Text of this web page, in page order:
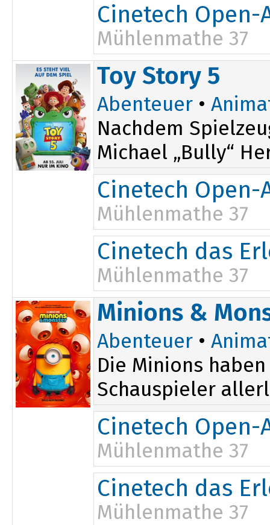
Cinetech Open-
Mühlenmathe 37
19:15
Toy Story 5
Abenteuer •
Nachdem
Michael „Bully“
Cinetech Open-
Mühlenmathe 37
14:45
17:15
Cinetech das
Mühlenmathe 37
14:45
17:15
Minions &
Abenteuer •
Die Minions
Schauspieler
Cinetech Open-
Mühlenmathe 37
Cinetech das
Mühlenmathe 37